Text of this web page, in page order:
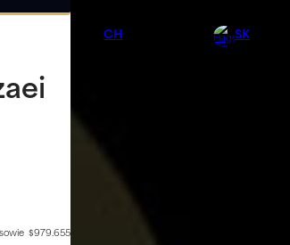
$979.655
CH SK